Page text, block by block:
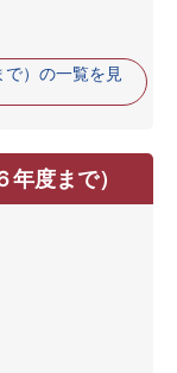
）の一覧を見
度まで）